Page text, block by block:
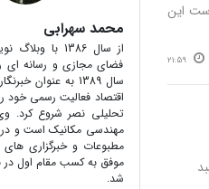
این
21:59
۷۰ درصد سبد
محمد سهرابی
از سال 1386 با
فضای مجازی و رسانه ای
سال 1389 به عنوان
اقتصاد فعالیت رسمی خود
تحلیلی نصر شروع کرد.
مهندسی مکانیک است و
مطبوعات و خبرگزاری های
موفق به کسب مقام اول
شد.